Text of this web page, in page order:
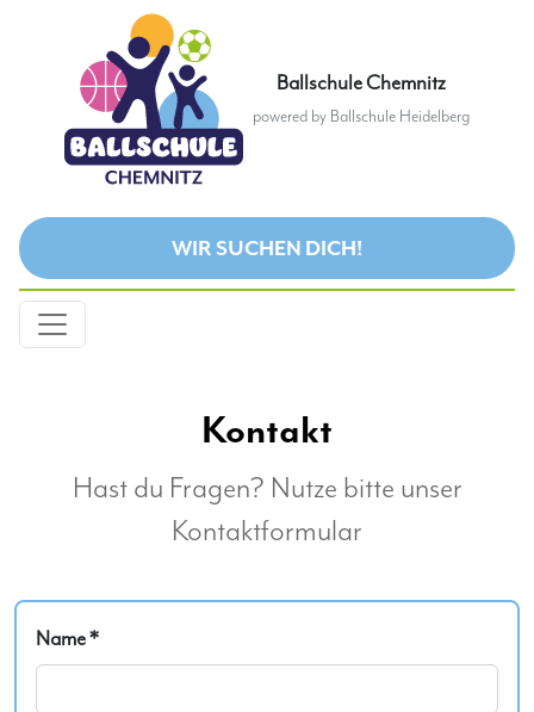
Ballschule Chemnitz
powered by Ballschule Heidelberg
WIR SUCHEN DICH!
Kontakt
Hast du Fragen? Nutze bitte unser
Kontaktformular
Name *